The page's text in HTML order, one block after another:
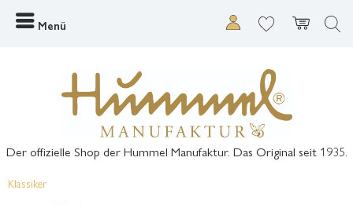
Menü
Der offizielle Shop der Hummel Manufaktur. Das Original seit 1935.
Klassiker